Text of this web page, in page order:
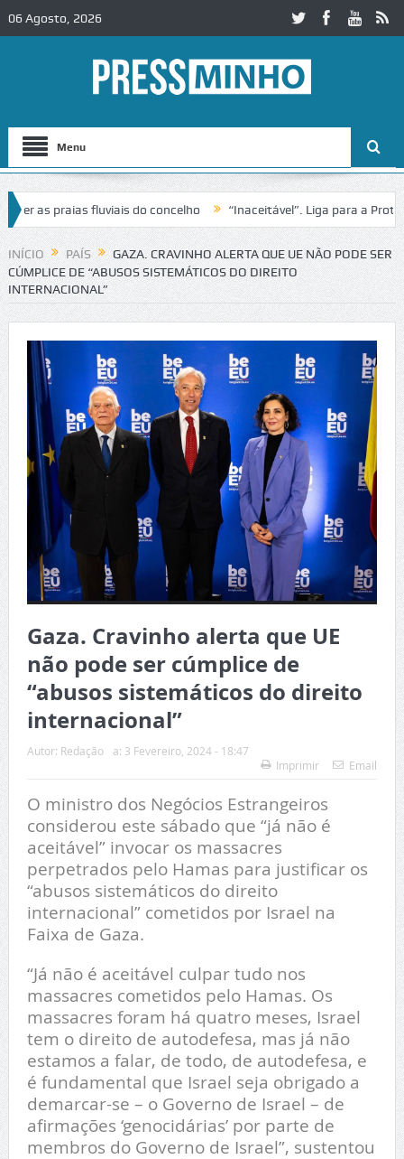
06 Agosto, 2026
Menu
praias fluviais do concelho “Inaceitável”. Liga para a Proteção
de trânsito no IC2 em Alcobaça Igreja do Castelo de
INÍCIO PAÍS
GAZA. CRAVINHO ALERTA QUE UE NÃO PODE SER
CÚMPLICE DE “ABUSOS SISTEMÁTICOS DO DIREITO
INTERNACIONAL”
Gaza. Cravinho alerta que UE
não pode ser cúmplice de
“abusos sistemáticos do direito
internacional”
Autor: Redação a: 3 Fevereiro, 2024 - 18:47
Imprimir
Email
O ministro dos Negócios Estrangeiros
considerou este sábado que “já não é
aceitável” invocar os massacres
perpetrados pelo Hamas para justificar os
“abusos sistemáticos do direito
internacional” cometidos por Israel na
Faixa de Gaza.
“Já não é aceitável culpar tudo nos
massacres cometidos pelo Hamas. Os
massacres foram há quatro meses, Israel
tem o direito de autodefesa, mas já não
estamos a falar, de todo, de autodefesa, e
é fundamental que Israel seja obrigado a
demarcar-se – o Governo de Israel – de
afirmações ‘genocidárias’ por parte de
membros do Governo de Israel”, sustentou